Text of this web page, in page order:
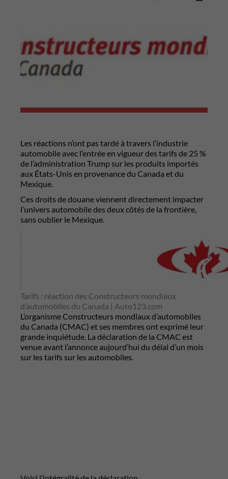
Les réactions n’ont pas tardé à travers l’industrie
automobile avec l’entrée en vigueur des tarifs de 25 %
de l’administration Trump sur les produits importés
aux États-Unis en provenance du Canada et du
Mexique.
Ces droits de douane viennent directement impacter
l’univers automobile des deux côtés de la frontière,
sans oublier le Mexique.
Tarifs : réaction des Constructeurs mondiaux
d’automobiles du Canada | Auto123.com
L’organisme Constructeurs mondiaux d’automobiles
du Canada (CMAC) et ses membres ont exprimé leur
grande inquiétude. La déclaration de la CMAC est
venue avant l’annonce aujourd’hui du délai d’un mois
sur les tarifs sur les automobiles.